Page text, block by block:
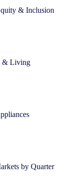
& Inclusion
& Living
by Quarter